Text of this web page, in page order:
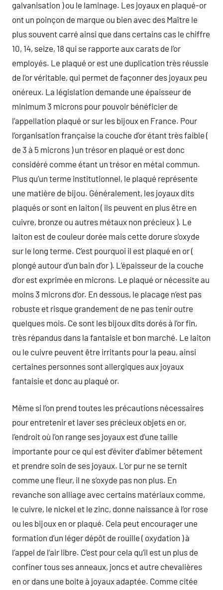
galvanisation ) ou le laminage. Les joyaux en plaqué-or
ont un poinçon de marque ou bien avec des Maître le
plus souvent carré ainsi que dans certains cas le chiffre
10, 14, seize, 18 qui se rapporte aux carats de l’or
employés. Le plaqué or est une duplication très réussie
de l’or véritable, qui permet de façonner des joyaux peu
onéreux. La législation demande une épaisseur de
minimum 3 microns pour pouvoir bénéficier de
l’appellation plaqué or sur les bijoux en France. Pour
l’organisation française la couche d’or étant très faible (
de 3 à 5 microns ) un trésor en plaqué or est donc
considéré comme étant un trésor en métal commun.
Plus qu’un terme institutionnel, le plaqué représente
une matière de bijou. Généralement, les joyaux dits
plaqués or sont en laiton ( ils peuvent en plus être en
cuivre, bronze ou autres métaux non précieux ). Le
laiton est de couleur dorée mais cette dorure s’oxyde
sur le long terme. C’est pourquoi il est plaqué en or (
plongé autour d’un bain d’or ). L’épaisseur de la couche
d’or est exprimée en microns. Le plaqué or nécessite au
moins 3 microns d’or. En dessous, le placage n’est pas
robuste et risque grandement de ne pas tenir outre
quelques mois. Ce sont les bijoux dits dorés à l’or fin,
très répandus dans la fantaisie et bon marché. Le laiton
ou le cuivre peuvent être irritants pour la peau, ainsi
certaines personnes sont allergiques aux joyaux
fantaisie et donc au plaqué or.
Même si l’on prend toutes les précautions nécessaires
pour entretenir et laver ses précieux objets en or,
l’endroit où l’on range ses joyaux est d’une taille
importante pour ce qui est d’éviter d’abîmer bêtement
et prendre soin de ses joyaux. L’or pur ne se ternit
comme une fleur, il ne s’oxyde pas non plus. En
revanche son alliage avec certains matériaux comme,
le cuivre, le nickel et le zinc, donne naissance à l’or rose
ou les bijoux en or plaqué. Cela peut encourager une
formation d’un léger dépôt de rouille ( oxydation ) à
l’appel de l’air libre. C’est pour cela qu’il est un plus de
confiner tous ses anneaux, joncs et autre chevalières
en or dans une boite à joyaux adaptée. Comme citée